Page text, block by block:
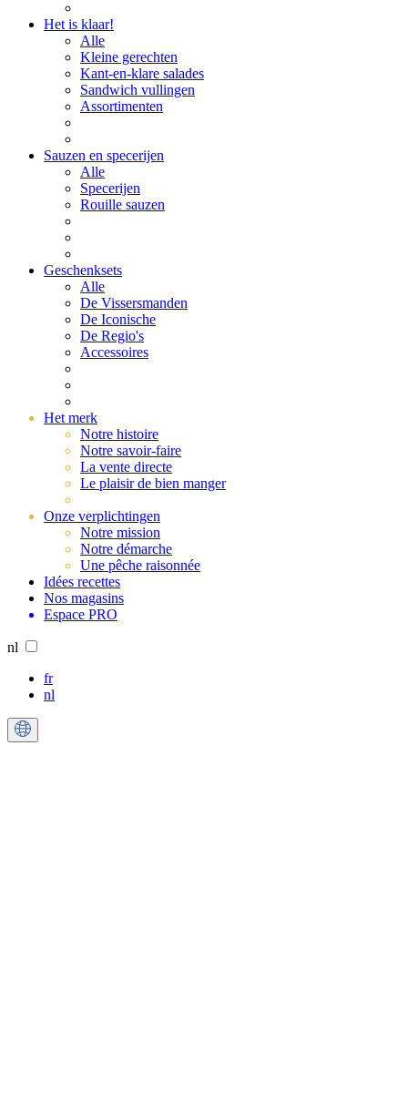
Het is klaar!
Alle
Kleine gerechten
Kant-en-klare salades
Sandwich vullingen
Assortimenten
Sauzen en specerijen
Alle
Specerijen
Rouille sauzen
Geschenksets
Alle
De Vissersmanden
De Iconische
De Regio's
Accessoires
Het merk
Notre histoire
Notre savoir-faire
La vente directe
Le plaisir de bien manger
Onze verplichtingen
Notre mission
Notre démarche
Une pêche raisonnée
Idées recettes
Nos magasins
Espace PRO
nl
fr
nl